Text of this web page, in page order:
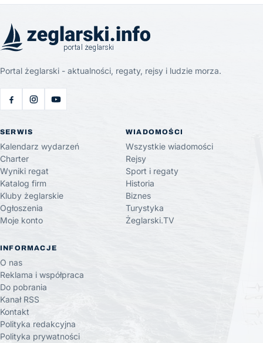
Portal żeglarski - aktualności, regaty, rejsy i ludzie morza.
SERWIS
Kalendarz wydarzeń
Charter
Wyniki regat
Katalog firm
Kluby żeglarskie
Ogłoszenia
Moje konto
WIADOMOŚCI
Wszystkie wiadomości
Rejsy
Sport i regaty
Historia
Biznes
Turystyka
Żeglarski.TV
INFORMACJE
O nas
Reklama i współpraca
Do pobrania
Kanał RSS
Kontakt
Polityka redakcyjna
Polityka prywatności